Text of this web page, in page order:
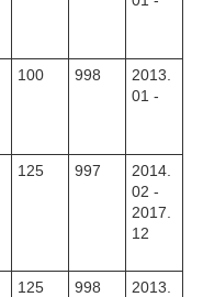
100 998
2013.
01 -
125 997
2014.
02 -
2017.
12
125 998
2013.